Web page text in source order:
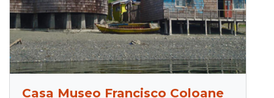
Casa Museo Francisco Coloane